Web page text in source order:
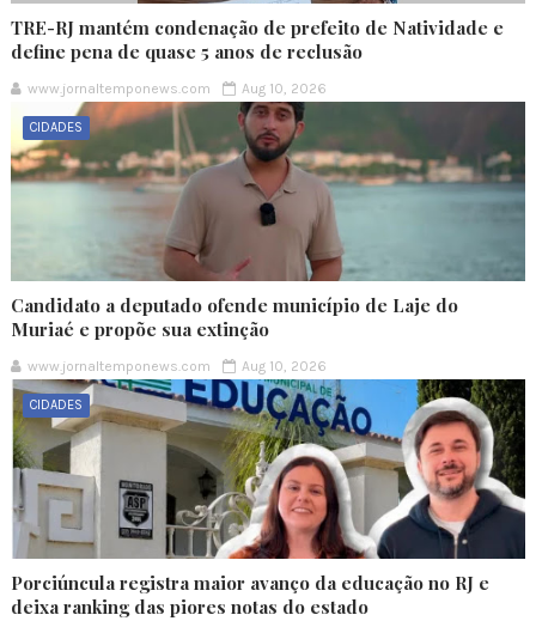
TRE-RJ mantém condenação de prefeito de Natividade e
define pena de quase 5 anos de reclusão
www.jornaltemponews.com Aug 10, 2026
CIDADES
Candidato a deputado ofende município de Laje do
Muriaé e propõe sua extinção
www.jornaltemponews.com Aug 10, 2026
CIDADES
Porciúncula registra maior avanço da educação no RJ e
deixa ranking das piores notas do estado